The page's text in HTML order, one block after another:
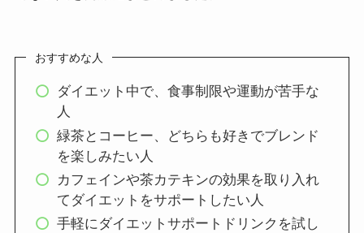
おすすめな人
ダイエット中で、食事制限や運動が苦手な
人
緑茶とコーヒー、どちらも好きでブレンド
を楽しみたい人
カフェインや茶カテキンの効果を取り入れ
てダイエットをサポートしたい人
手軽にダイエットサポートドリンクを試し